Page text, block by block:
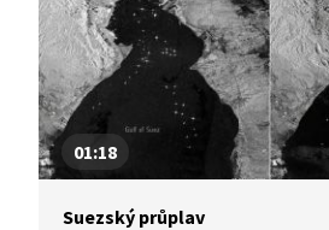
01:18
Suezský průplav